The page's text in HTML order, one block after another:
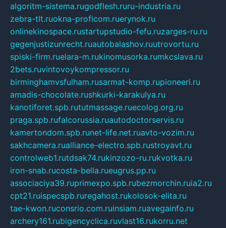
algoritm-sistema.rugodflesh.ruru-industria.ru
zebra-tlt.ruokna-proficom.ruerynok.ru
onlinekinospace.rustartupstudio-fefu.ruzarges-ru.ru
gegenjustizunrecht.ruautobalashov.ruutrovortu.ru
spiski-firm.ruelara-m.rukinomusorka.rumkcslava.ru
2bets.ruvintovoykompressor.ru
birminghamvsfulham.rusarmat-komp.rupioneeri.ru
amadis-chocolate.rushkurki-karakulya.ru
kanotiforet.spb.rututmassage.ruecolog.org.ru
praga.spb.rufalcorussia.ruautodoctorservis.ru
kamertondom.spb.runet-life.net.ruavto-vozim.ru
sakhcamera.rualliance-electro.spb.rustroyavt.ru
controlweb1.rutdsak74.rukinzozo-ru.rukvotka.ru
iron-snab.rucosta-bella.rueugrus.pp.ru
associaciya39.ruprimexpo.spb.rubezmorchin.ruia2.ru
cpt21.ruispecspb.ruregahost.rukolosok-elita.ru
tae-kwon.ruconsrio.com.ruinsiam.ruavegainfo.ru
archery161.rubigencyclica.ruvlast16.rukorru.net